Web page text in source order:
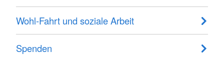
Wohl-Fahrt und soziale Arbeit
Spenden